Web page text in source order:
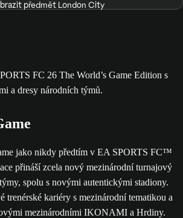
předmět London City
jako nikdy předtím v EA SPORTS FC™
přináší zcela nový mezinárodní turnajový
spolu s novými autentickými stadiony.
trenérské kariéry s mezinárodní tematikou a
mezinárodními IKONAMI a Hrdiny.